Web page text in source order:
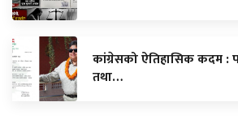
कांग्रेसको ऐतिहासिक कदम :
तथा…